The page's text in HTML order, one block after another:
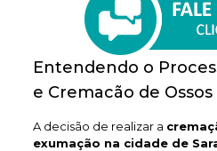
Entendendo o
e Cremacão de
A decisão de realizar a
exumação na cidade de